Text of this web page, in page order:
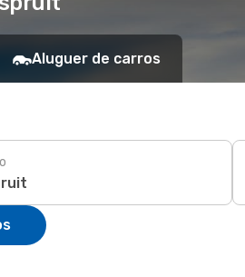
Aluguer de carros